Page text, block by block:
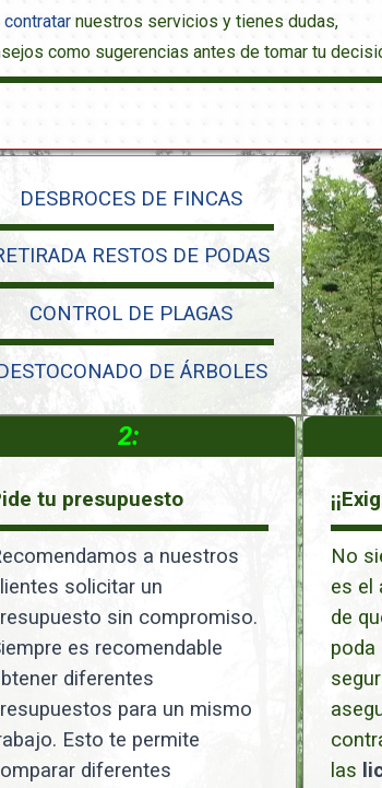
contratar nuestros servicios y tienes dudas,
como sugerencias antes de tomar tu
DESBROCES DE FINCAS
RESTOS DE PODAS
CONTROL DE PLAGAS
DE ÁRBOLES
2:
tu presupuesto
a nuestros
solicitar un
sin compromiso.
es recomendable
diferentes
para un mismo
Esto te permite
diferentes
No
es el
de
poda
las